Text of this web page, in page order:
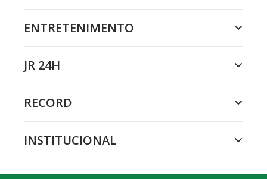
ENTRETENIMENTO
JR 24H
RECORD
INSTITUCIONAL